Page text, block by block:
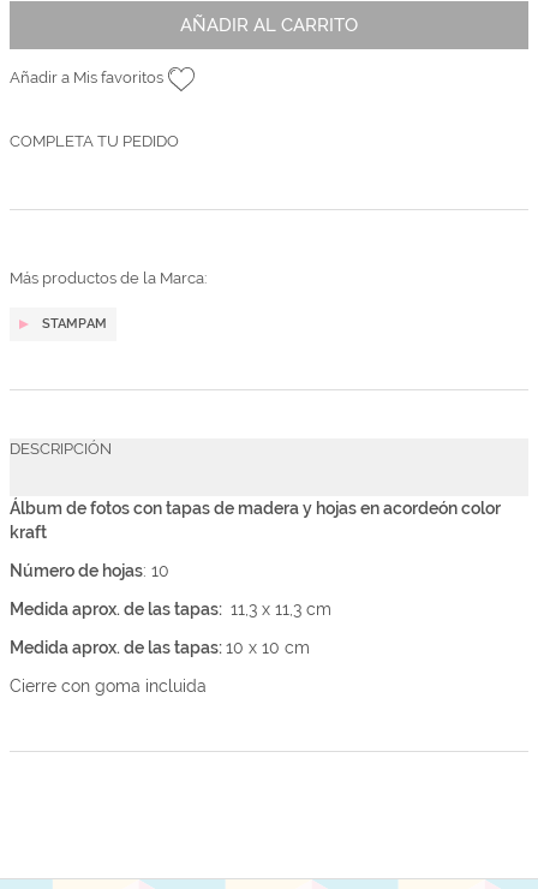
AÑADIR AL CARRITO
Añadir a Mis favoritos
COMPLETA TU PEDIDO
Más productos de la Marca:
STAMPAM
DESCRIPCIÓN
Álbum de fotos con tapas de madera y hojas en acordeón color
kraft
Número de hojas: 10
Medida aprox. de las tapas: 11,3 x 11,3 cm
Medida aprox. de las tapas:10 x 10 cm
Cierre con goma incluida